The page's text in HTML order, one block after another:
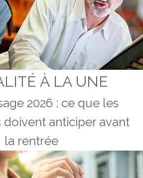
À LA UNE
2026 : ce que les
anticiper avant
la rentrée